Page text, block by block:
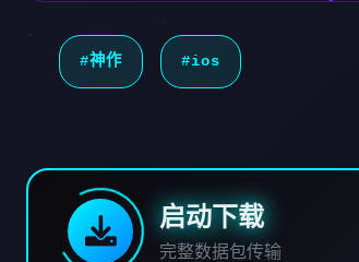
#神作 #ios
启动下载
完整数据包传输